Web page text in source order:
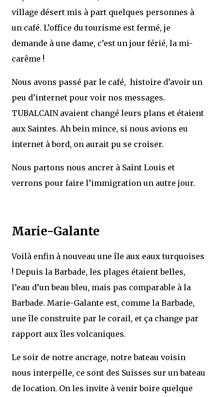
village désert mis à part quelques personnes à
un café. L’office du tourisme est fermé, je
demande à une dame, c’est un jour férié, la mi-
carême !
Nous avons passé par le café, histoire d’avoir un
peu d’internet pour voir nos messages.
TUBALCAIN avaient changé leurs plans et étaient
aux Saintes. Ah bein mince, si nous avions eu
internet à bord, on aurait pu se croiser.
Nous partons nous ancrer à Saint Louis et
verrons pour faire l’immigration un autre jour.
Marie-Galante
Voilà enfin à nouveau une île aux eaux turquoises
! Depuis la Barbade, les plages étaient belles,
l’eau d’un beau bleu, mais pas comparable à la
Barbade. Marie-Galante est, comme la Barbade,
une île construite par le corail, et ça change par
rapport aux îles volcaniques.
Le soir de notre ancrage, notre bateau voisin
nous interpelle, ce sont des Suisses sur un bateau
de location. On les invite à venir boire quelque